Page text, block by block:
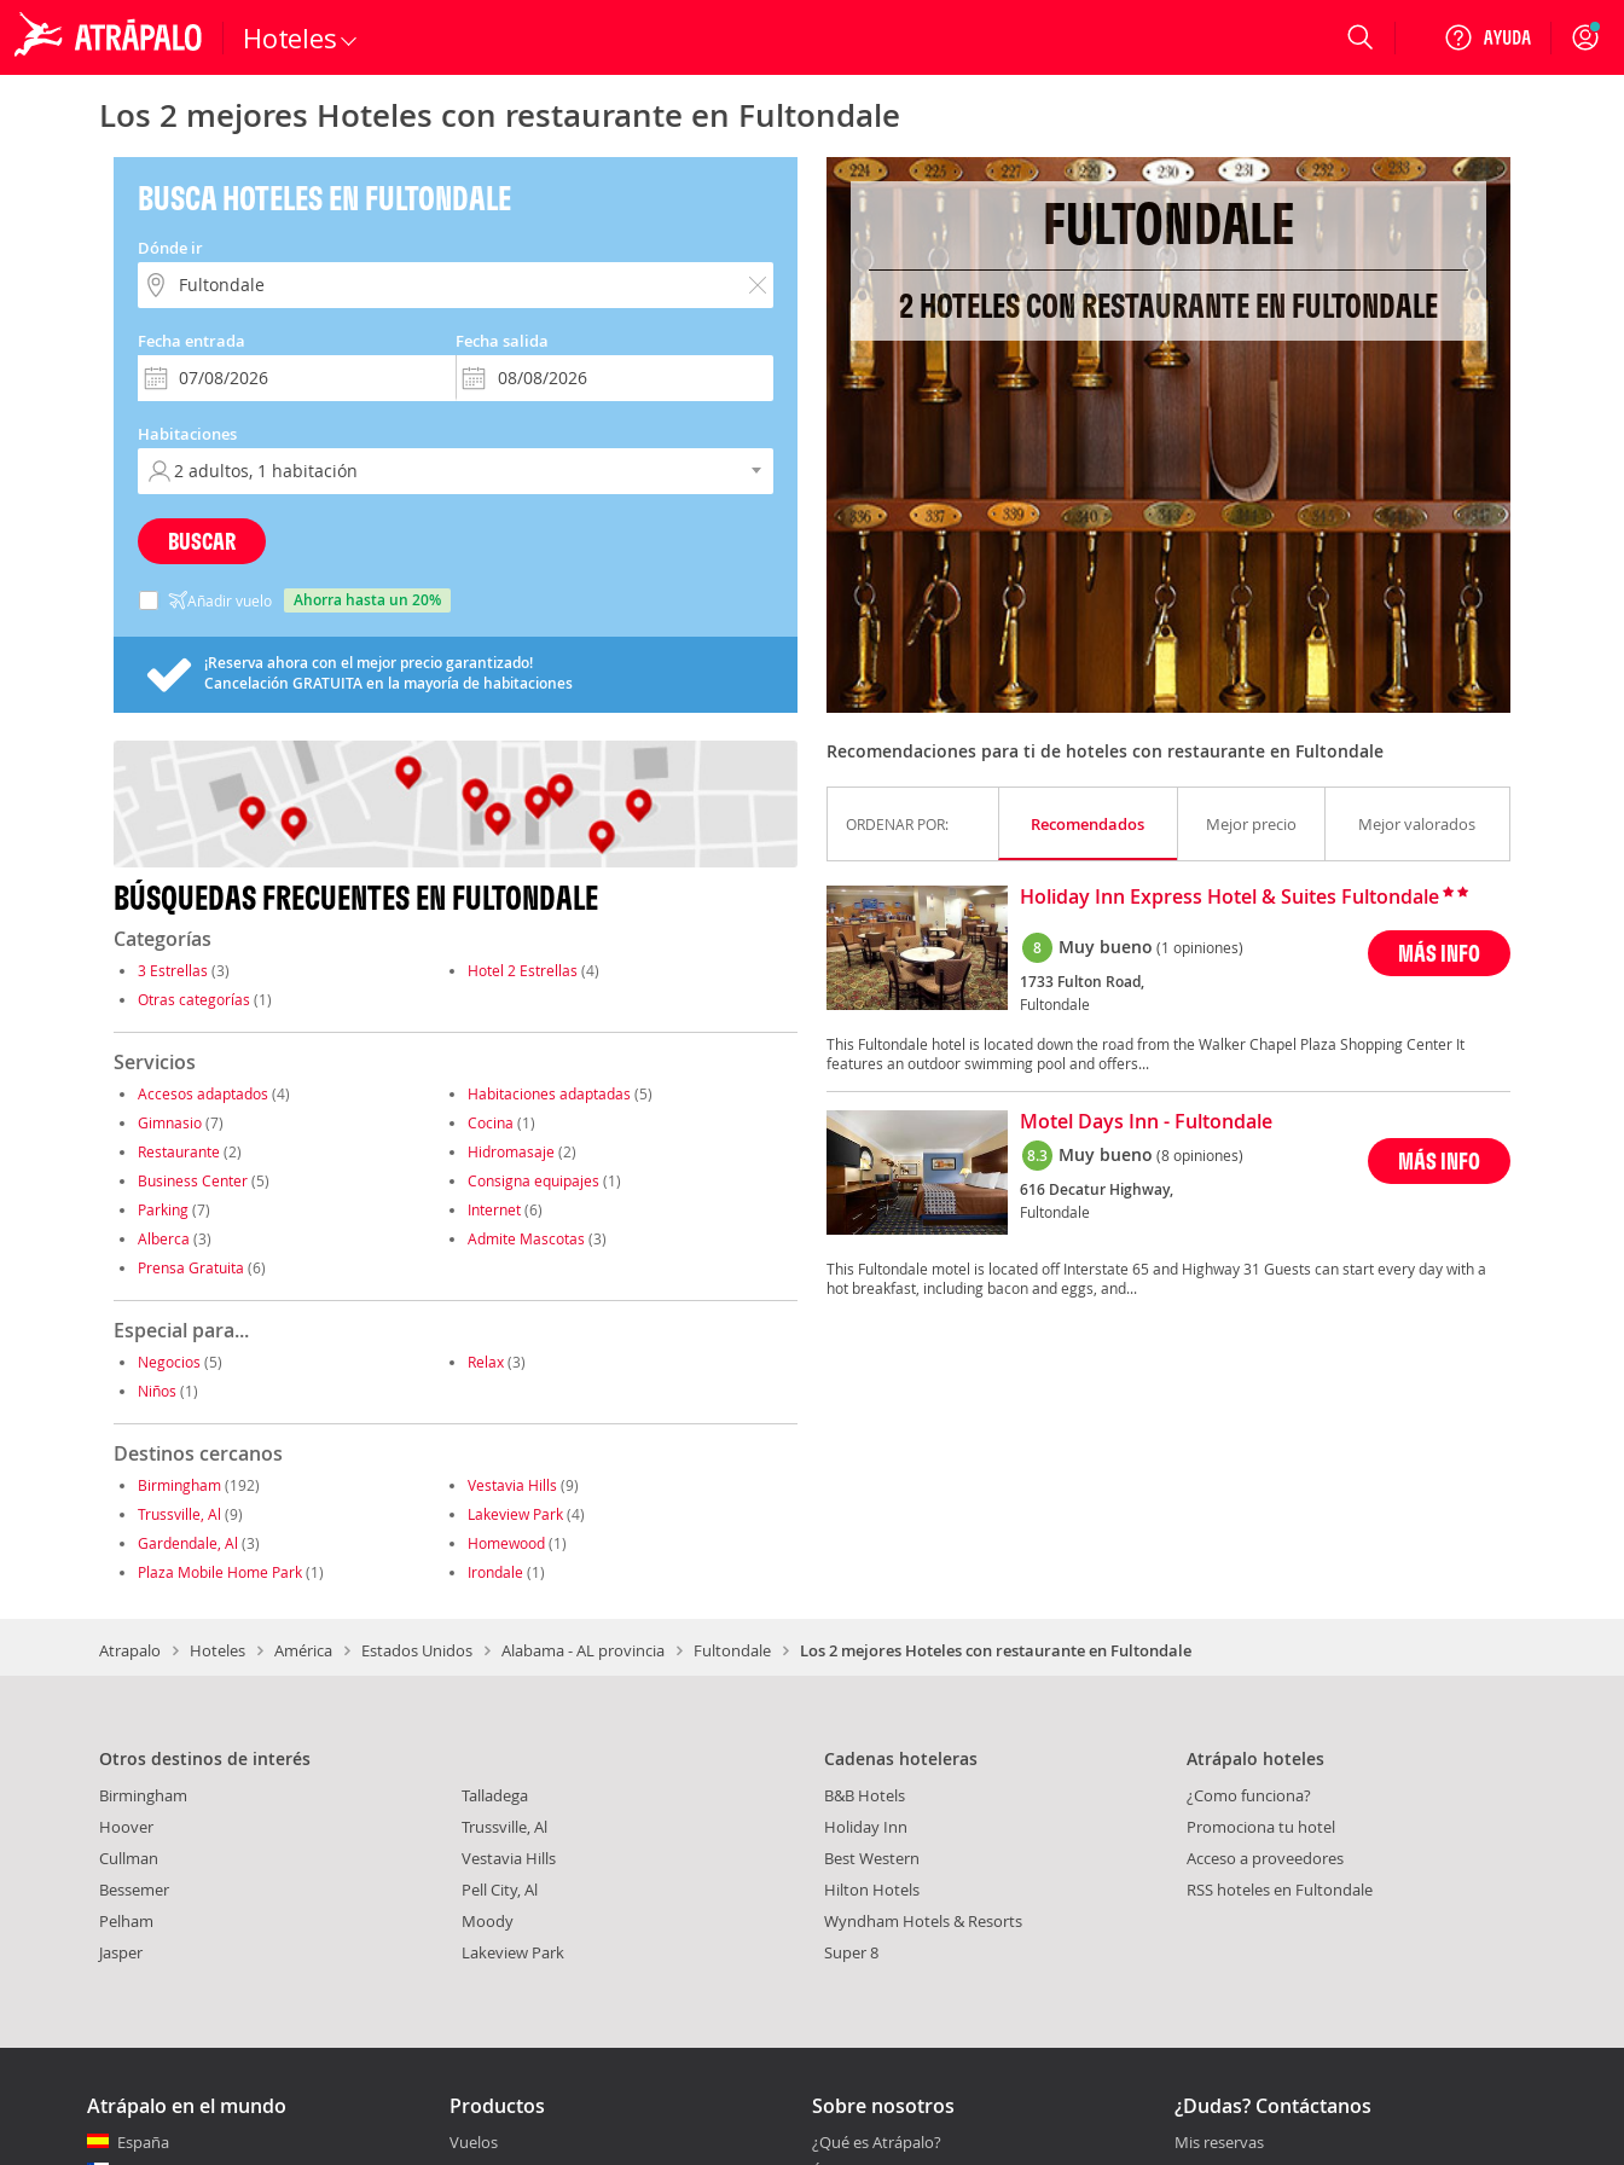
Hoteles Login
Los 2 mejores Hoteles con restaurante en Fultondale
BUSCA HOTELES EN FULTONDALE
Dónde ir
Fecha entrada Fecha salida
Habitaciones
BUSCAR
Añadir vuelo ahorra hasta un 20%
¡Reserva ahora con el mejor precio garantizado!
Cancelación GRATUITAen la mayoría de habitaciones
BÚSQUEDAS FRECUENTES EN FULTONDALE
Categorías
3 Estrellas (3) Hotel 2 Estrellas (4)
Otras categorías (1)
Servicios
Accesos adaptados (4) Habitaciones adaptadas (5)
Gimnasio(7) Cocina (1)
Restaurante(2) Hidromasaje(2)
Business Center(5) Consigna equipajes (1)
Parking(7) Internet(6)
Alberca (3) Admite Mascotas (3)
Prensa Gratuita (6)
Especial para...
Negocios (5) Relax(3)
Niños (1)
Destinos cercanos
Birmingham(192) Vestavia Hills (9)
Trussville, Al (9) Lakeview Park(4)
Gardendale, Al (3) Homewood(1)
Plaza Mobile Home Park(1) Irondale(1)
FULTONDALE
2 HOTELES CON RESTAURANTE EN FULTONDALE
Recomendaciones para ti de hoteles con restaurante en Fultondale
ORDENAR POR: Recomendados Mejor precio Mejor valorados
Holiday Inn Express Hotel & Suites Fultondale
8 Muy bueno (1 opiniones)
1733 Fulton Road,
Fultondale
MÁS INFO
This Fultondale hotel is located down the road from the Walker Chapel Plaza Shopping Center It
features an outdoor swimming pool and offers...
Motel Days Inn - Fultondale
8.3 Muy bueno (8 opiniones)
616 Decatur Highway,
Fultondale
MÁS INFO
This Fultondale motel is located off Interstate 65 and Highway 31 Guests can start every day with a
hot breakfast, including bacon and eggs, and...
Atrapalo Hoteles América Estados Unidos Alabama - AL provincia Fultondale Los 2 mejores Hoteles con restaurante en Fultondale
Otros destinos de interés
Birmingham
Hoover
Cullman
Bessemer
Pelham
Jasper
Talladega
Trussville, Al
Vestavia Hills
Pell City, Al
Moody
Lakeview Park
Cadenas hoteleras
B&B Hotels
Holiday Inn
Best Western
Hilton Hotels
Wyndham Hotels & Resorts
Super 8
Atrápalo hoteles
¿Como funciona?
Promociona tu hotel
Acceso a proveedores
RSS hoteles en Fultondale
Atrápalo en el mundo
España
Productos
Vuelos
Sobre nosotros
¿Qué es Atrápalo?
¿Dudas? Contáctanos
Mis reservas